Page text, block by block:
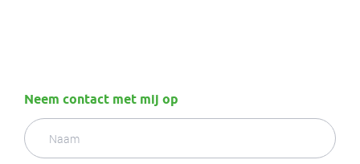
Neem contact met mij op